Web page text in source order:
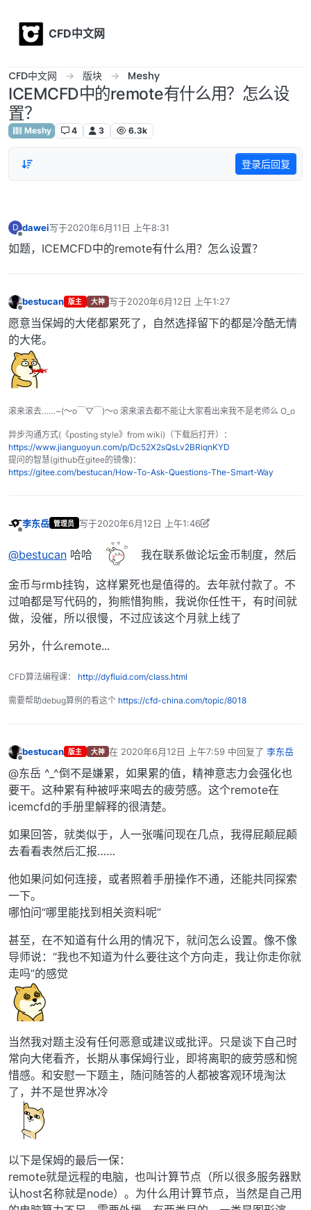
CFD中文网
CFD中文网 版块 Meshy
ICEMCFD中的remote有什么用？怎么设
置？
Meshy 4 3 6.3k
登录后回复
D dawei写于2020年6月11日 上午8:31
最后由 编辑
如题，ICEMCFD中的remote有什么用？怎么设置？
bestucan 版主 大神 写于2020年6月12日 上午1:27
最后由 编辑
愿意当保姆的大佬都累死了，自然选择留下的都是冷酷无情
的大佬。
滚来滚去……~(～o￣▽￣)～o 滚来滚去都不能让大家看出来我不是老师么 O_o
异步沟通方式(《posting style》from wiki)（下载后打开）：
https://www.jianguoyun.com/p/Dc52X2sQsLv2BRiqnKYD
提问的智慧(github在gitee的镜像)：
https://gitee.com/bestucan/How-To-Ask-Questions-The-Smart-Way
李东岳 管理员 写于2020年6月12日 上午1:46
最后由 李东岳 编辑2020年6月12日 上午9:47
@bestucan 哈哈 我在联系做论坛金币制度，然后
金币与rmb挂钩，这样累死也是值得的。去年就付款了。不
过咱都是写代码的，狗熊惜狗熊，我说你任性干，有时间就
做，没催，所以很慢，不过应该这个月就上线了
另外，什么remote...
CFD算法编程课： http://dyfluid.com/class.html
需要帮助debug算例的看这个 https://cfd-china.com/topic/8018
bestucan 版主 大神 在 2020年6月12日 上午7:59 中回复了李东岳
最后由 编辑
@东岳 ^_^倒不是嫌累，如果累的值，精神意志力会强化也
要干。这种累有种被呼来喝去的疲劳感。这个remote在
icemcfd的手册里解释的很清楚。
如果回答，就类似于，人一张嘴问现在几点，我得屁颠屁颠
去看看表然后汇报……
他如果问如何连接，或者照着手册操作不通，还能共同探索
一下。
哪怕问“哪里能找到相关资料呢”
甚至，在不知道有什么用的情况下，就问怎么设置。像不像
导师说：“我也不知道为什么要往这个方向走，我让你走你就
走吗”的感觉
当然我对题主没有任何恶意或建议或批评。只是谈下自己时
常向大佬看齐，长期从事保姆行业，即将离职的疲劳感和惋
惜感。和安慰一下题主，随问随答的人都被客观环境淘汰
了，并不是世界冰冷
以下是保姆的最后一保：
remote就是远程的电脑，也叫计算节点（所以很多服务器默
认host名称就是node）。为什么用计算节点，当然是自己用